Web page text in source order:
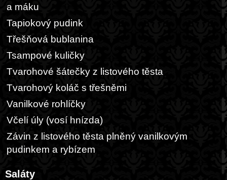
a máku
Tapiokový pudink
Třešňová bublanina
Tsampové kuličky
Tvarohové šátečky z listového těsta
Tvarohový koláč s třešněmi
Vanilkové rohlíčky
Včelí úly (vosí hnízda)
Závin z listového těsta plněný vanilkovým
pudinkem a rybízem
Saláty